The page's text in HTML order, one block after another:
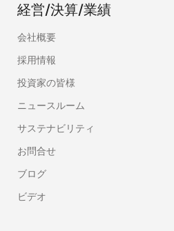
経営/決算/業績
会社概要
採用情報
投資家の皆様
ニュースルーム
サステナビリティ
お問合せ
ブログ
ビデオ